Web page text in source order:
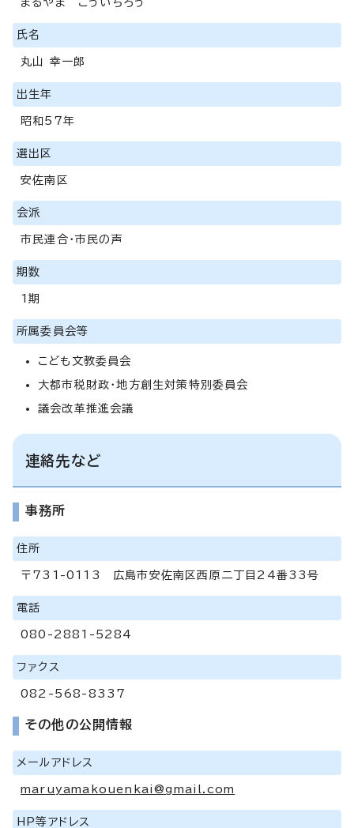
氏名
丸山 幸一郎
出生年
昭和57年
選出区
安佐南区
会派
市民連合・市民の声
期数
1期
所属委員会等
こども文教委員会
大都市税財政・地方創生対策特別委員会
議会改革推進会議
連絡先など
事務所
住所
〒731-0113 広島市安佐南区西原二丁目24番33号
電話
080-2881-5284
ファクス
082-568-8337
その他の公開情報
メールアドレス
maruyamakouenkai@gmail.com
HP等アドレス